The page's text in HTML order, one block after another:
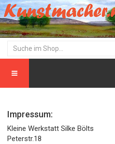
Impressum:
Kleine Werkstatt Silke Bölts
Peterstr.18